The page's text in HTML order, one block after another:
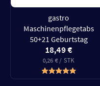
gastro
Maschinenpflegetabs
50+21 Geburtstag
18,49 €
0,26 € / STK